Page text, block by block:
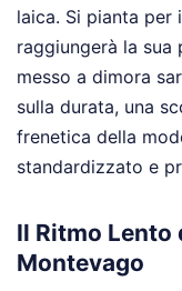
laica. Si pianta per
raggiungerà la sua
messo a dimora
sulla durata, una
frenetica della
standardizzato e
Il Ritmo Lento
Montevago